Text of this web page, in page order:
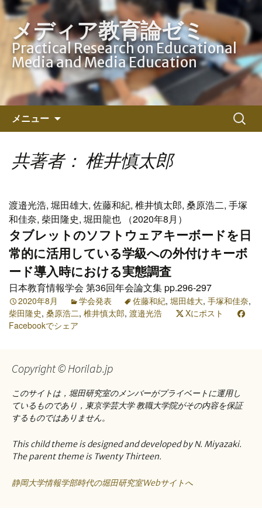
メディア教育論ゼミ
Practical Research on Educational
Media and Media Education
メニュー
ン
ツ
キ
ッ
プ
検
索:
共著者： 椎井慎太郎
渡邉光浩, 堀田雄大, 佐藤和紀, 椎井慎太郎, 桑原浩二, 手塚
和佳奈, 柴田隆史, 堀田龍也 （2020年8月）
タブレットのソフトウェアキーボードを日
常的に活用している学級への外付けキーボ
ード導入時における実態調査
日本教育情報学会 第36回年会論文集 pp.296-297
2020年8月 学会発表 佐藤和紀, 堀田雄大, 手塚和佳奈,
柴田隆史, 桑原浩二, 椎井慎太郎, 渡邉光浩
Xにポスト
Facebookでシェア
Copyright © Horilab.jp
このサイトは，堀田研究室のメンバーがプライベートに運用し
ているものであり，東京学芸大学 教職大学院がその内容を保証
するものではありません。
This child theme is designed and developed by N. Miyazaki.
The parent theme is Twenty Thirteen.
静岡大学情報学部時代の堀田研究室Webサイトへ